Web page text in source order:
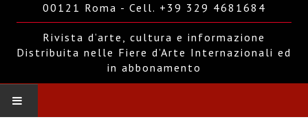
00121 Roma - Cell. +39 329 4681684
Rivista d’arte, cultura e informazione
Distribuita nelle Fiere d’Arte Internazionali ed
in abbonamento